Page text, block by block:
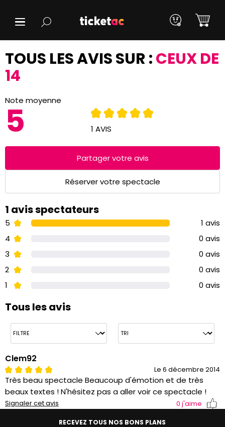
TOUS LES AVIS SUR :CEUX DE
14
Note moyenne
5 1 AVIS
Réserver votre spectacle
Partager votre avis
1 avis spectateurs
5
1 avis
4
0 avis
3
0 avis
2
0 avis
1
0 avis
Tous les avis
Clem92
Le 6 décembre 2014
Très beau spectacle Beaucoup d'émotion et de très
beaux textes ! N'hésitez pas a aller voir ce spectacle !
Signaler cet avis 0 j'aime
RECEVEZ TOUS NOS BONS PLANS